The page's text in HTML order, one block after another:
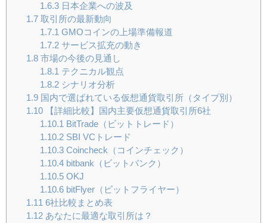
1.6.3日本企業への波及
1.7取引所の最新動向
1.7.1 GMOコインの上場準備報道
1.7.2サービス拡充の動き
1.8市場の今後の見通し
1.8.1 テクニカル観点
1.8.2シナリオ分析
1.9国内で選ばれている仮想通貨取引所（タイプ別）
1.10【詳細比較】国内主要仮想通貨取引所6社
1.10.1 BitTrade（ビットトレード）
1.10.2SBI VCトレード
1.10.3Coincheck（コインチェック）
1.10.4bitbank（ビットバンク）
1.10.5OKJ
1.10.6bitFlyer（ビットフライヤー）
1.11 6社比較まとめ表
1.12あなたに最適な取引所は？